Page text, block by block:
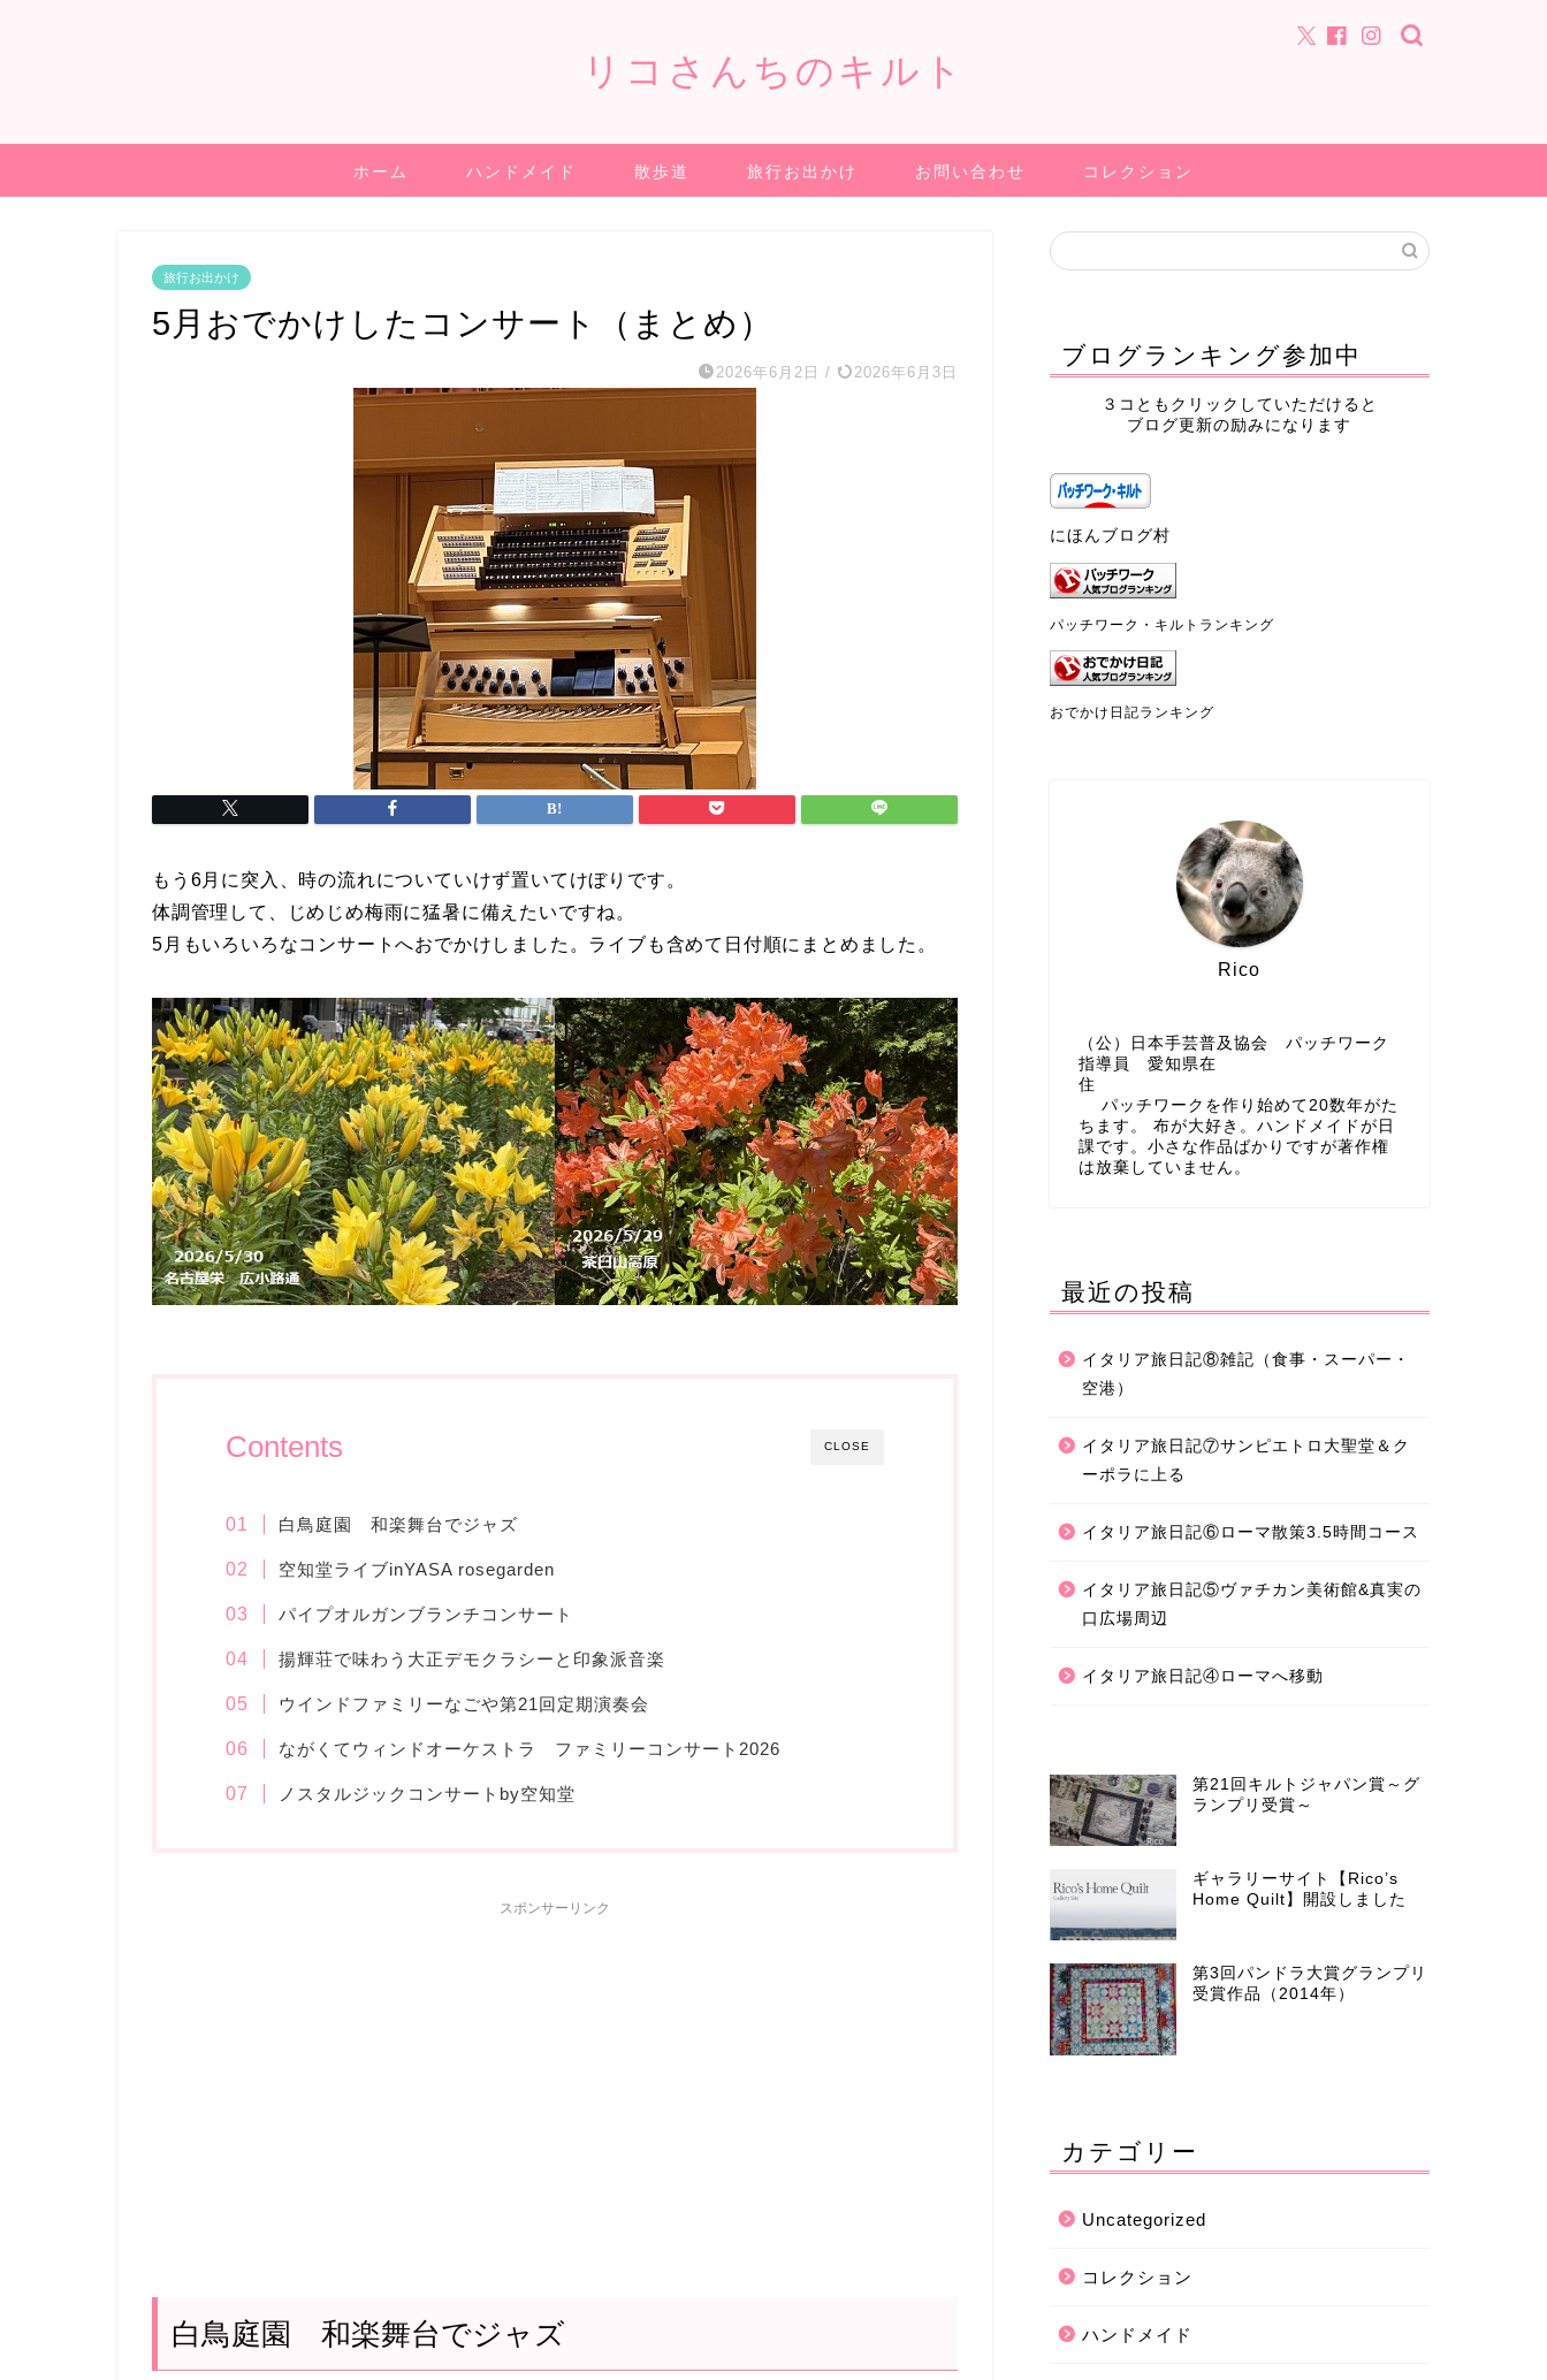
リコさんちのキルト
ホーム ハンドメイド 散歩道 旅行お出かけ お問い合わせ コレクション
旅行お出かけ
5月おでかけしたコンサート（まとめ）
2026年6月2日 / 2026年6月3日
もう6月に突入、時の流れについていけず置いてけぼりです。
体調管理して、じめじめ梅雨に猛暑に備えたいですね。
5月もいろいろなコンサートへおでかけしました。ライブも含めて日付順にまとめました。
CLOSE
Contents
白鳥庭園 和楽舞台でジャズ
空知堂ライブinYASA rosegarden
パイプオルガンブランチコンサート
揚輝荘で味わう大正デモクラシーと印象派音楽
ウインドファミリーなごや第21回定期演奏会
ながくてウィンドオーケストラ ファミリーコンサート2026
ノスタルジックコンサートby空知堂
スポンサーリンク
白鳥庭園 和楽舞台でジャズ
ブログランキング参加中
３コともクリックしていただけると
ブログ更新の励みになります
にほんブログ村
パッチワーク・キルトランキング
おでかけ日記ランキング
Rico
（公）日本手芸普及協会 パッチワーク
指導員 愛知県在
住
パッチワークを作り始めて20数年がた
ちます。 布が大好き。ハンドメイドが日
課です。小さな作品ばかりですが著作権
は放棄していません。
最近の投稿
イタリア旅日記⑧雑記（食事・スーパー・
空港）
イタリア旅日記⑦サンピエトロ大聖堂＆ク
ーポラに上る
イタリア旅日記⑥ローマ散策3.5時間コース
イタリア旅日記⑤ヴァチカン美術館&真実の
口広場周辺
イタリア旅日記④ローマへ移動
第21回キルトジャパン賞～グ
ランプリ受賞～
ギャラリーサイト【Rico’s
Home Quilt】開設しました
第3回パンドラ大賞グランプリ
受賞作品（2014年）
カテゴリー
Uncategorized
コレクション
ハンドメイド